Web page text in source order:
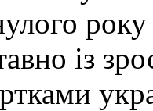
року
із